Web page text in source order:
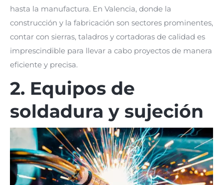
hasta la manufactura. En Valencia, donde la
construcción y la fabricación son sectores prominentes,
contar con sierras, taladros y cortadoras de calidad es
imprescindible para llevar a cabo proyectos de manera
eficiente y precisa.
2. Equipos de
soldadura y sujeción